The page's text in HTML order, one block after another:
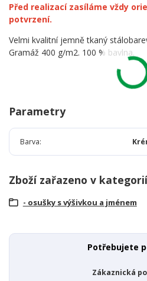
Před realizací zasíláme vždy
potvrzení.
Velmi kvalitní jemně tkaný
Gramáž 400 g/m2. 100 % bavlna.
Parametry
Barva
Zboží zařazeno v
- osušky s výšivkou a jménem
Potřebujete
Zákaznická